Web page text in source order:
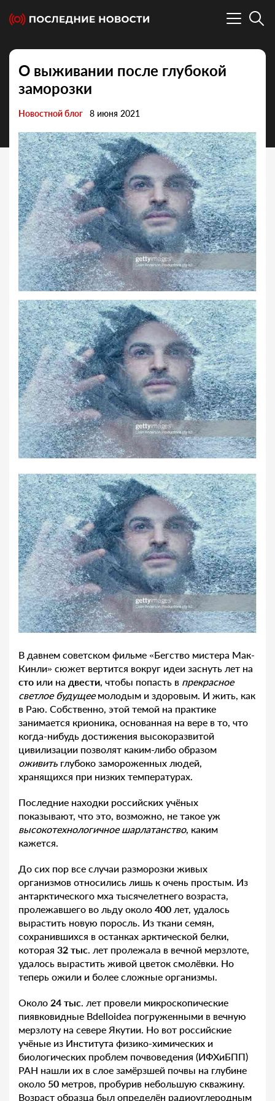
О выживании после глубокой
заморозки
Новостной блог 8 июня 2021
В давнем советском фильме «Бегство мистера Мак-
Кинли» сюжет вертится вокруг идеи заснуть лет на
сто или на двести, чтобы попасть в прекрасное
светлое будущеемолодым и здоровым. И жить, как
в Раю. Собственно, этой темой на практике
занимается крионика, основанная на вере в то, что
когда-нибудь достижения высокоразвитой
цивилизации позволят каким-либо образом
оживить глубоко замороженных людей,
хранящихся при низких температурах.
Последние находки российских учёных
показывают, что это, возможно, не такое уж
высокотехнологичное шарлатанство, каким
кажется.
До сих пор все случаи разморозки живых
организмов относились лишь к очень простым. Из
антарктического мха тысячелетнего возраста,
пролежавшего во льду около 400 лет, удалось
вырастить новую поросль. Из ткани семян,
сохранившихся в останках арктической белки,
которая 32 тыс. лет пролежала в вечной мерзлоте,
удалось вырастить живой цветок смолёвки. Но
теперь ожили и более сложные организмы.
Около 24 тыс. лет провели микроскопические
пиявковидные Bdelloidea погруженными в вечную
мерзлоту на севере Якутии. Но вот российские
учёные из Института физико-химических и
биологических проблем почвоведения (ИФХиБПП)
РАН нашли их в слое замёрзшей почвы на глубине
около 50 метров, пробурив небольшую скважину.
Возраст образца был определён радиоуглеродным